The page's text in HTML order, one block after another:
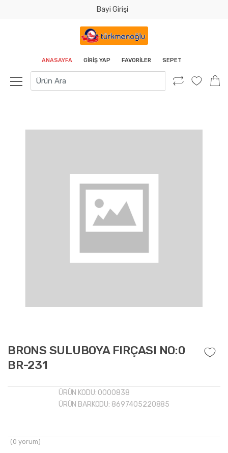
Bayi Girişi
ANASAYFA GIRIŞ YAP FAVORILER SEPET
BRONS SULUBOYA FIRÇASI NO:0
BR-231
ÜRÜN KODU: 0000838
ÜRÜN BARKODU: 8697405220885
(0 yorum)